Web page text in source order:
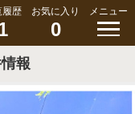
履歴 お気に入り
0
メニュー
報